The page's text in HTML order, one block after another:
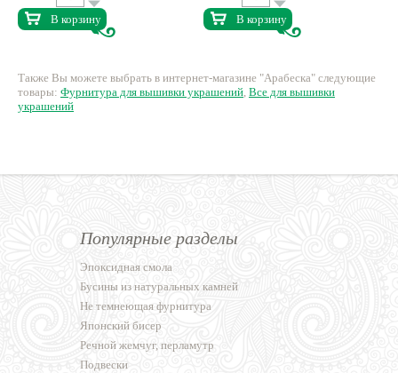
В корзину
В корзину
Также Вы можете выбрать в интернет-магазине "Арабеска" следующие
товары: Фурнитура для вышивки украшений, Все для вышивки
украшений
Популярные разделы
Эпоксидная смола
Бусины из натуральных камней
Не темнеющая фурнитура
Японский бисер
Речной жемчуг, перламутр
Подвески